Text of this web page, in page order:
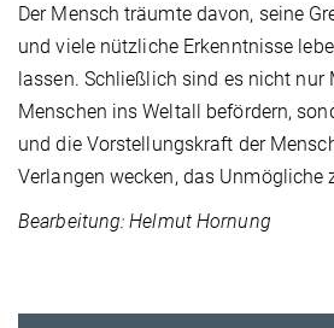
Der Mensch träumte davon, seine
und viele nützliche Erkenntnisse
lassen. Schließlich sind es nicht nur
Menschen ins Weltall befördern,
und die Vorstellungskraft der
Verlangen wecken, das Unmögliche
Bearbeitung: Helmut Hornung